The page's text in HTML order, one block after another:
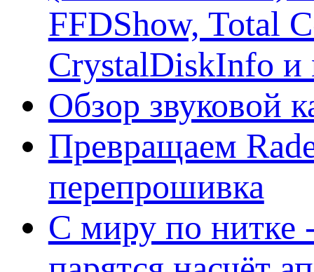
FFDShow, Total
CrystalDiskInfo и
Обзор звуковой
Превращаем
перепрошивка
С миру по нитке